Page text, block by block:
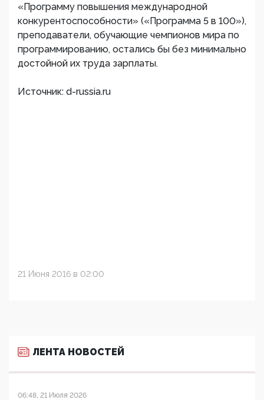
«Программу повышения международной
конкурентоспособности» («Программа 5 в 100»),
преподаватели, обучающие чемпионов мира по
программированию, остались бы без минимально
достойной их труда зарплаты.
Источник: d-russia.ru
21 Июня 2016 в 02:00
ЛЕНТА НОВОСТЕЙ
06:48, 21 Июля 2026